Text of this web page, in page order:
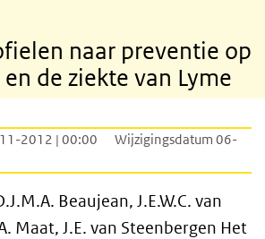
naar preventie op
de ziekte van Lyme
2012 | 00:00
Wijzigingsdatum 06-
Beaujean, J.E.W.C. van
Maat, J.E. van Steenbergen Het